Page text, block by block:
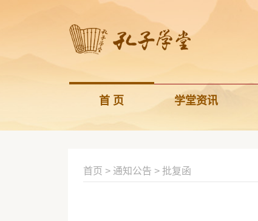
首 页 学堂资讯
首页 > 通知公告 > 批复函